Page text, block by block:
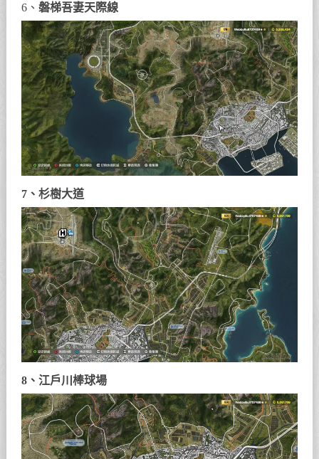
6、磐梯吾妻天際線
7、杉樹大道
8、江戶川棒球場